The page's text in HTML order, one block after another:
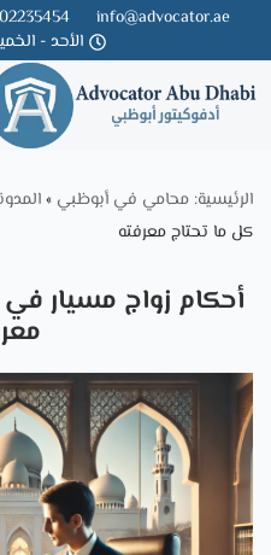
Skip
to
content
info@advocator.ae
الأحد - الخميس:
الرئيسية: محامي في أبوظبي »
كل ما تحتاج معرفته
أحكام زواج مسيار